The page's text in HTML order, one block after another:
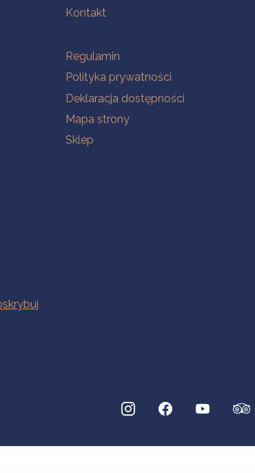
Kontakt
Na skróty
Regulamin
Polityka prywatności
Deklaracja dostępności
Mapa strony
Sklep